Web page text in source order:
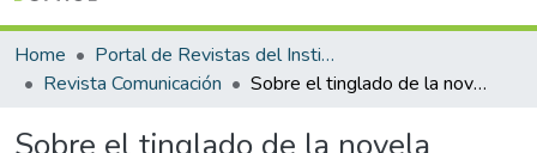
Home
Portal de Revistas del Instituto Tecnológico de Costa Rica
Revista Comunicación
Sobre el tinglado de la novela (aspectos teatrales del Quijote)